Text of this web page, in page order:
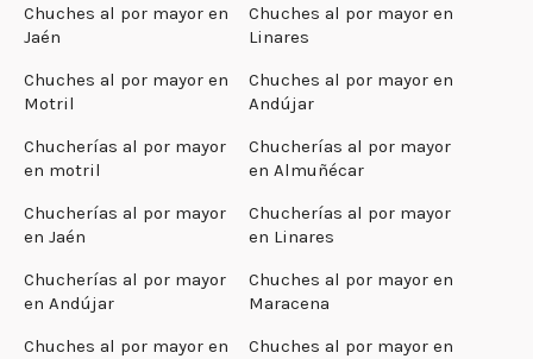
Chuches al por mayor en
Jaén
Chuches al por mayor en
Linares
Chuches al por mayor en
Motril
Chuches al por mayor en
Andújar
Chucherías al por mayor
en motril
Chucherías al por mayor
en Almuñécar
Chucherías al por mayor
en Jaén
Chucherías al por mayor
en Linares
Chucherías al por mayor
en Andújar
Chuches al por mayor en
Maracena
Chuches al por mayor en
Chuches al por mayor en